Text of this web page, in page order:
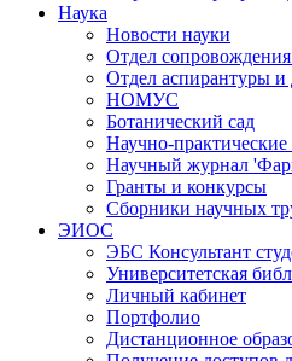
Наука
Новости науки
Отдел
Отдел аспирантуры и
НОМУС
Ботанический сад
Научно-
Научный журнал
Гранты и конкурсы
Сборники научных
ЭИОС
ЭБС Консультант
Университетская
Личный кабинет
Портфолио
Дистанционное